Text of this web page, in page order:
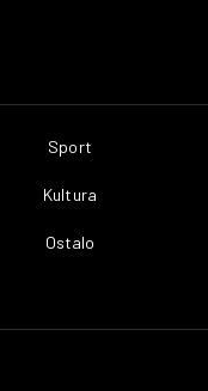
Sport
Kultura
Ostalo